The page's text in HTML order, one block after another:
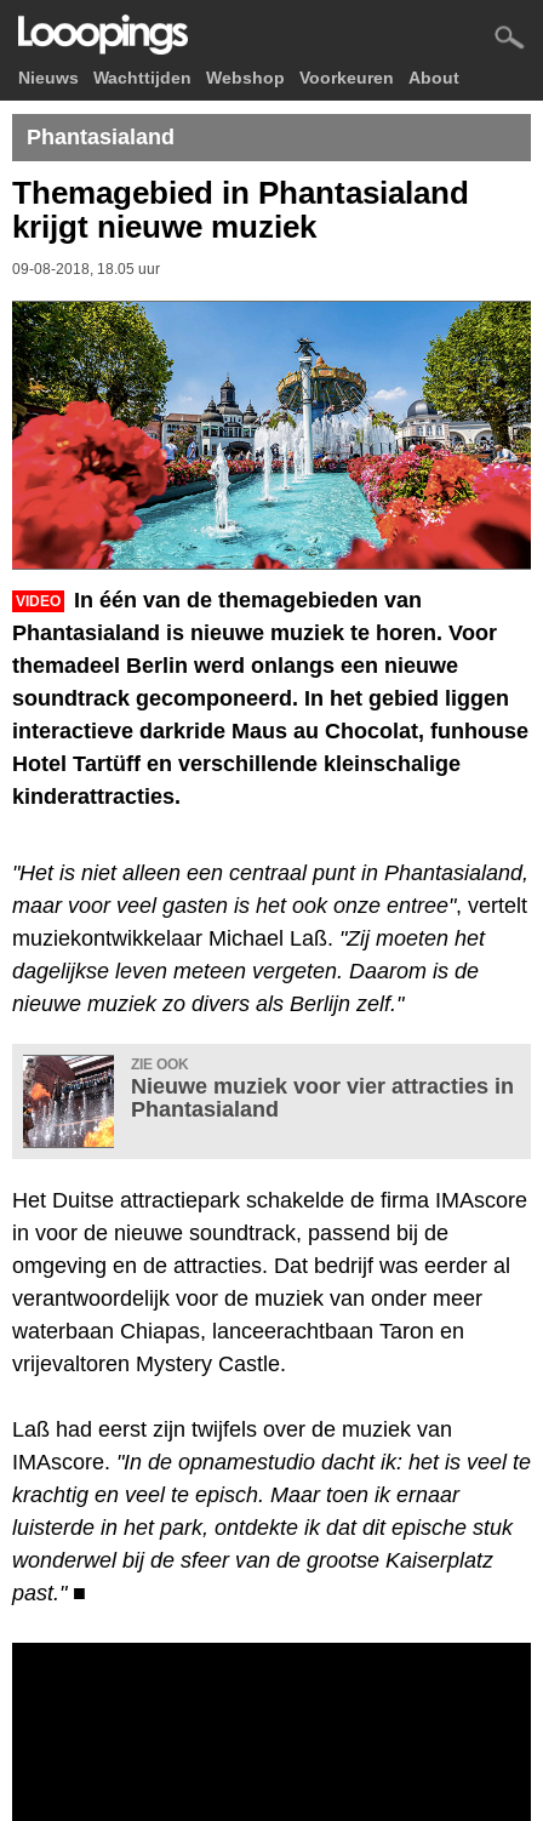
Nieuws Wachttijden Webshop Voorkeuren About
Phantasialand
Themagebied in Phantasialand
krijgt nieuwe muziek
09-08-2018, 18.05 uur
VIDEO
In één van de themagebieden van
Phantasialand is nieuwe muziek te horen. Voor
themadeel Berlin werd onlangs een nieuwe
soundtrack gecomponeerd. In het gebied liggen
interactieve darkride Maus au Chocolat, funhouse
Hotel Tartüff en verschillende kleinschalige
kinderattracties.
"Het is niet alleen een centraal punt in Phantasialand,
maar voor veel gasten is het ook onze entree", vertelt
muziekontwikkelaar Michael Laß. "Zij moeten het
dagelijkse leven meteen vergeten. Daarom is de
nieuwe muziek zo divers als Berlijn zelf."
ZIE OOK
Nieuwe muziek voor vier attracties in
Phantasialand
Het Duitse attractiepark schakelde de firma IMAscore
in voor de nieuwe soundtrack, passend bij de
omgeving en de attracties. Dat bedrijf was eerder al
verantwoordelijk voor de muziek van onder meer
waterbaan Chiapas, lanceerachtbaan Taron en
vrijevaltoren Mystery Castle.
Laß had eerst zijn twijfels over de muziek van
IMAscore. "In de opnamestudio dacht ik: het is veel te
krachtig en veel te episch. Maar toen ik ernaar
luisterde in het park, ontdekte ik dat dit epische stuk
wonderwel bij de sfeer van de grootse Kaiserplatz
past." ■